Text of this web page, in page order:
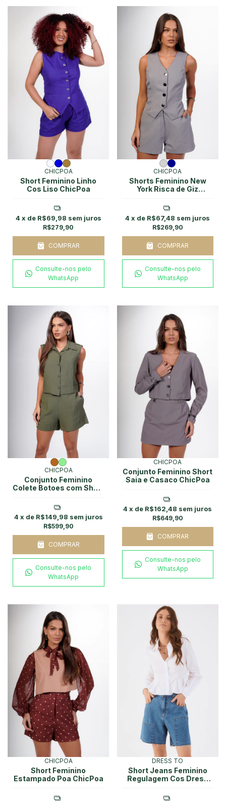
CHICPOA
Short Feminino Linho
Cos Liso ChicPoa
R$279,90
4 x de R$69,98 sem juros
COMPRAR
Consulte-nos pelo
WhatsApp
CHICPOA
Shorts Feminino New
York Risca de Giz
R$269,90
4 x de R$67,48 sem juros
COMPRAR
Consulte-nos pelo
WhatsApp
CHICPOA
Conjunto Feminino
Colete Botoes com Short
R$599,90
4 x de R$149,98 sem juros
COMPRAR
Consulte-nos pelo
WhatsApp
CHICPOA
Conjunto Feminino Short
Saia e Casaco ChicPoa
R$649,90
4 x de R$162,48 sem juros
COMPRAR
Consulte-nos pelo
WhatsApp
CHICPOA
Short Feminino
Estampado Poa ChicPoa
DRESS TO
Short Jeans Feminino
Regulagem Cos Dress